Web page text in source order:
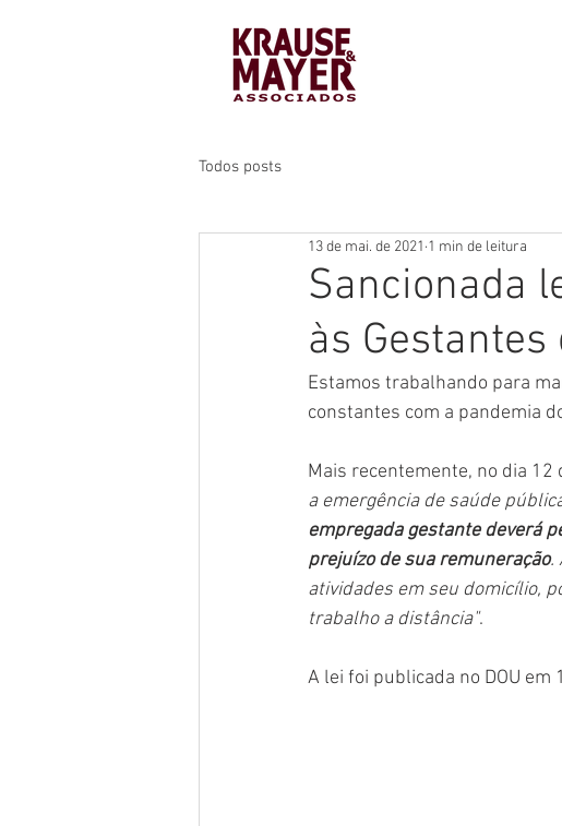
Todos posts
Sancionada
às
13 de mai. de 2021 1 min de leitura
Estamos trabalhando para
constantes com a pandemia
Mais recentemente, no dia 12
a emergência de saúde
empregada gestante deverá
prejuízo de sua remuneração.
atividades em seu domicílio,
trabalho a distância".
A lei foi publicada no DOU